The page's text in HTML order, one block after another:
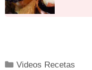
Videos Recetas